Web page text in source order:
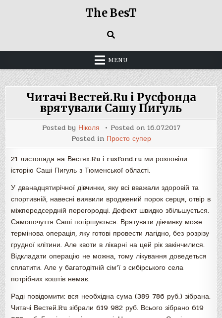
The BesT
MENU
Читачі Вестей.Ru і Русфонда
врятували Сашу Пигуль
Posted by Ніколя Posted on 16.07.2017
Posted in Просто супер
21 листопада на Вестях.Ru і rusfond.ru ми розповіли
історію Саші Пигуль з Тюменської області.
У дванадцятирічної дівчинки, яку всі вважали здоровій та
спортивній, навесні виявили вроджений порок серця, отвір в
міжпередсердній перегородці. Дефект швидко збільшується.
Самопочуття Саші погіршується. Врятувати дівчинку може
термінова операція, яку готові провести лагідно, без розрізу
грудної клітини. Але квоти в лікарні на цей рік закінчилися.
Відкладати операцію не можна, тому лікування доведеться
сплатити. Але у багатодітній сім’ї з сибірського села
потрібних коштів немає.
Раді повідомити: вся необхідна сума (389 786 руб.) зібрана.
Читачі Вестей.Ru зібрали 619 982 руб. Всього зібрано 619